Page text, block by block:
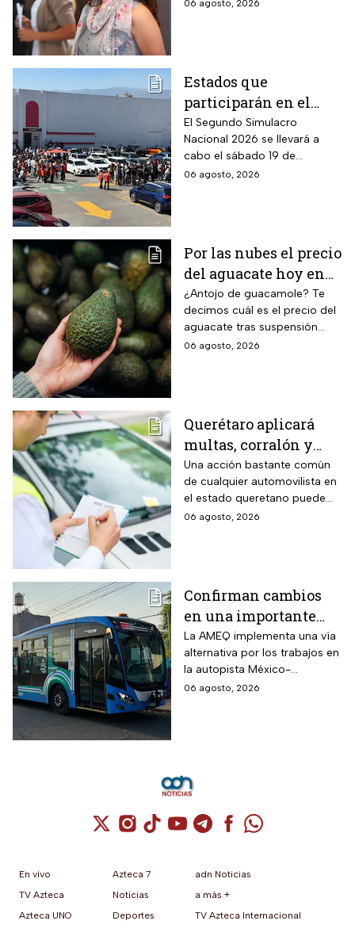
vacaciones de agosto
06 agosto, 2026
Estados que
participarán en el
Segundo Simulacro
Nacional 2026
El Segundo Simulacro
Nacional 2026 se llevará a
cabo el sábado 19 de
septiembre y tendrá hipótesis
06 agosto, 2026
Por las nubes el precio
del aguacate hoy en
México
¿Antojo de guacamole? Te
decimos cuál es el precio del
aguacate tras suspensión
temporal de exportaciones de
06 agosto, 2026
Querétaro aplicará
multas, corralón y
hasta arresto a
quienes cometan esta
infracción con su auto
Una acción bastante común
de cualquier automovilista en
el estado queretano puede
derivar en una dura sanción
06 agosto, 2026
Confirman cambios
en una importante
ruta de Querétaro
durante 28 días por
obras en la Carretera
Federal 57
La AMEQ implementa una vía
alternativa por los trabajos en
la autopista México-
Querétaro.
06 agosto, 2026
Cuenta de X / Twitter (se abre en una
Cuenta de Instagram (se abre en una
Cuenta de TikTok (se abre en
Cuenta de YouTube (se abre
Cuenta de Telegram (se
Cuenta de
Cuenta de
En vivo
TV Azteca
Azteca UNO
Azteca 7
Noticias
Deportes
adn Noticias
a más +
TV Azteca Internacional